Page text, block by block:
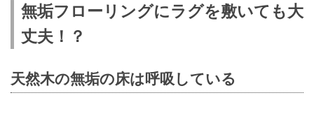
無垢フローリングにラグを敷いても大
丈夫！？
天然木の無垢の床は呼吸している